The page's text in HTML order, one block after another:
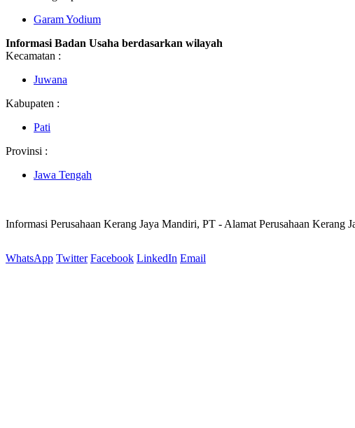
Garam Yodium
Informasi Badan Usaha berdasarkan wilayah
Kecamatan :
Juwana
Kabupaten :
Pati
Provinsi :
Jawa Tengah
Informasi Perusahaan Kerang Jaya Mandiri, PT - Alamat Perusahaan
WhatsApp Twitter Facebook LinkedIn Email